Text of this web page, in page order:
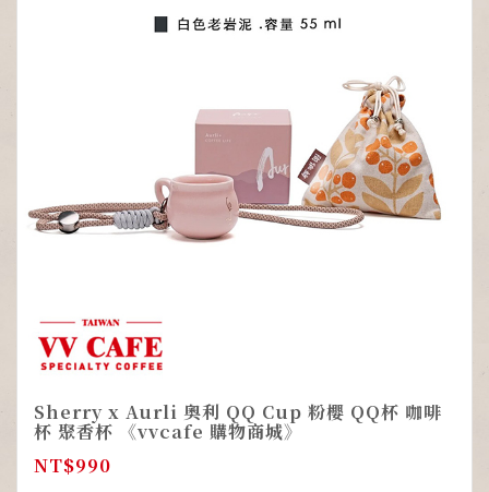
Sherry x Aurli 奧利 QQ Cup 粉櫻 QQ杯 咖啡
杯 聚香杯 《vvcafe 購物商城》
NT$990